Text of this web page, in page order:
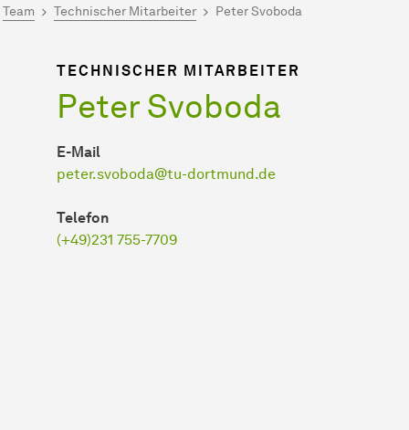
hier:
Team Technischer Mitarbeiter Peter Svoboda
TECHNISCHER MITARBEITER
Peter Svoboda
E-Mail
peter.svoboda@tu-dortmund.de
Telefon
(+49)231 755-7709